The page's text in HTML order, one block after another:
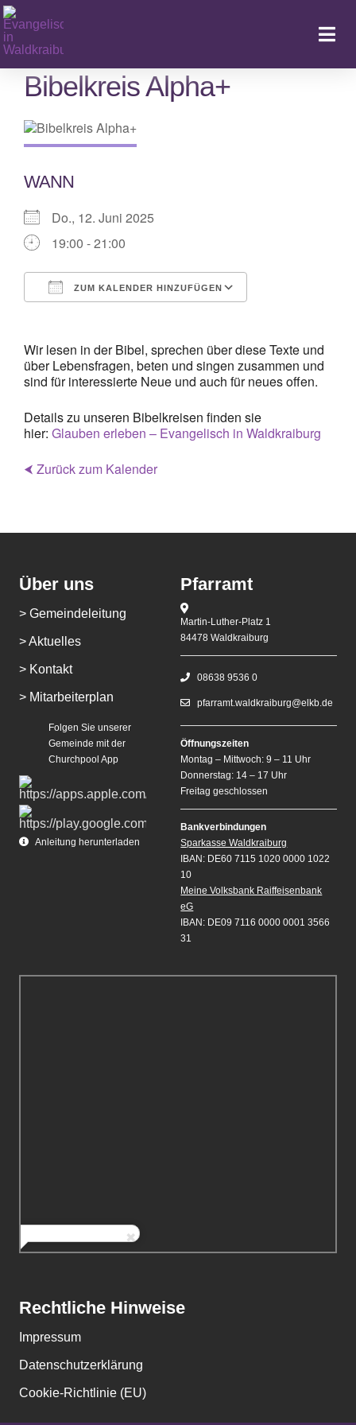
Zum
Inhalt
springen
Bibelkreis Alpha+
WANN
Do., 12. Juni 2025
19:00 - 21:00
ZUM KALENDER HINZUFÜGEN
Wir lesen in der Bibel, sprechen über diese Texte und
über Lebensfragen, beten und singen zusammen und
sind für interessierte Neue und auch für neues offen.
Details zu unseren Bibelkreisen finden sie
hier: Glauben erleben – Evangelisch in Waldkraiburg
⮜ Zurück zum Kalender
Über uns
> Gemeindeleitung
> Aktuelles
> Kontakt
> Mitarbeiterplan
Folgen Sie unserer
Gemeinde mit der
Churchpool App
Anleitung herunterladen
Pfarramt
Martin-Luther-Platz 1
84478 Waldkraiburg
08638 9536 0
pfarramt.waldkraiburg@elkb.de
Öffnungszeiten
Montag – Mittwoch: 9 – 11 Uhr
Donnerstag: 14 – 17 Uhr
Freitag geschlossen
Bankverbindungen
Sparkasse Waldkraiburg
IBAN: DE60 7115 1020 0000 1022
10
Meine Volksbank Raiffeisenbank
eG
IBAN: DE09 7116 0000 0001 3566
31
Rechtliche Hinweise
Impressum
Datenschutzerklärung
Cookie-Richtlinie (EU)